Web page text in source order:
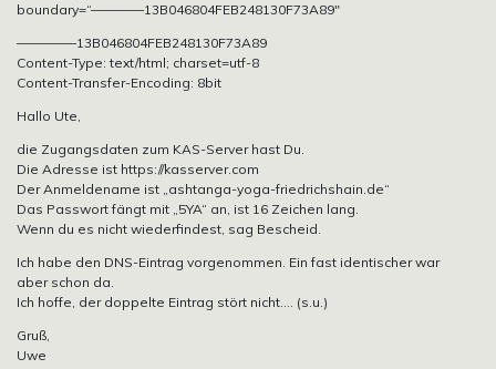
boundary=“————13B046804FEB248130F73A89″
————–13B046804FEB248130F73A89
Content-Type: text/html; charset=utf-8
Content-Transfer-Encoding: 8bit
Hallo Ute,
die Zugangsdaten zum KAS-Server hast Du.
Die Adresse ist https://kasserver.com
Der Anmeldename ist „ashtanga-yoga-friedrichshain.de“
Das Passwort fängt mit „5YA“ an, ist 16 Zeichen lang.
Wenn du es nicht wiederfindest, sag Bescheid.
Ich habe den DNS-Eintrag vorgenommen. Ein fast identischer war
aber schon da.
Ich hoffe, der doppelte Eintrag stört nicht…. (s.u.)
Gruß,
Uwe